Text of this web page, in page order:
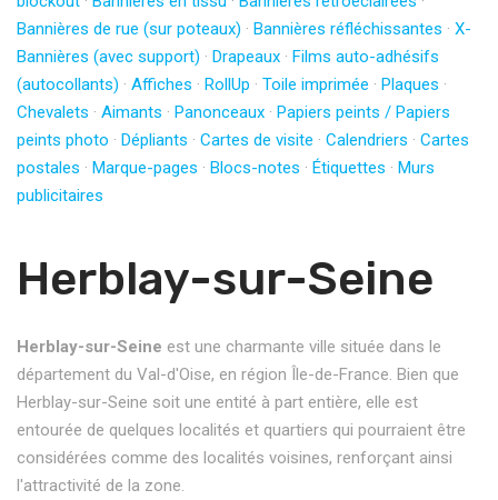
Bannières de rue (sur poteaux) · Bannières réfléchissantes · X-
Bannières (avec support) · Drapeaux · Films auto-adhésifs
(autocollants) · Affiches · RollUp · Toile imprimée · Plaques ·
Chevalets · Aimants · Panonceaux · Papiers peints / Papiers
peints photo · Dépliants · Cartes de visite · Calendriers · Cartes
postales · Marque-pages · Blocs-notes · Étiquettes · Murs
publicitaires
Herblay-sur-Seine
Herblay-sur-Seine est une charmante ville située dans le
département du Val-d'Oise, en région Île-de-France. Bien que
Herblay-sur-Seine soit une entité à part entière, elle est
entourée de quelques localités et quartiers qui pourraient être
considérées comme des localités voisines, renforçant ainsi
l'attractivité de la zone.